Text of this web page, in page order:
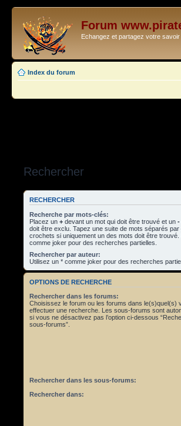
Forum
Echangez et partagez votre
Index du forum
Rechercher
RECHERCHER
Recherche par mots-clés:
Placez un + devant un mot qui doit être trouvé et un -
doit être exclu. Tapez une suite de mots séparés par
crochets si uniquement un des mots doit être trouvé.
comme joker pour des recherches partielles.
Rechercher par auteur:
Utilisez un * comme joker pour des recherches
OPTIONS DE RECHERCHE
Rechercher dans les forums:
Choisissez le forum ou les forums dans le(s)quel(s)
effectuer une recherche. Les sous-forums sont
si vous ne désactivez pas l’option ci-dessous
sous-forums”.
Rechercher dans les sous-forums:
Rechercher dans: